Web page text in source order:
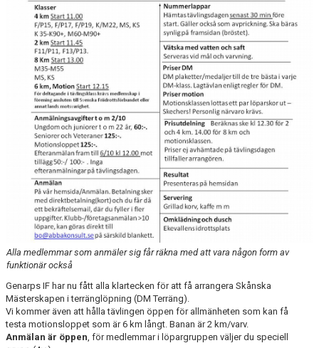
Alla medlemmar som anmäler sig får räkna med att vara någon form av
funktionär också
Genarps IF har nu fått alla klartecken för att få arrangera Skånska
Mästerskapen i terränglöpning (DM Terräng).
Vi kommer även att hålla tävlingen öppen för allmänheten som kan få
testa motionsloppet som är 6 km långt. Banan är 2 km/varv.
Anmälan är öppen, för medlemmar i löpargruppen väljer du speciell